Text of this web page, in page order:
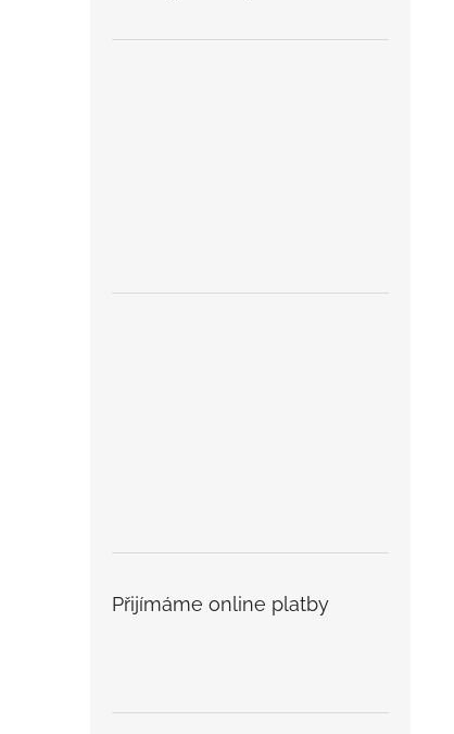
Přijímáme online platby